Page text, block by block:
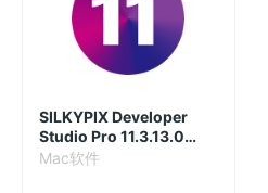
SILKYPIX Developer
Studio Pro 11.3.13.0
Mac破解版
Mac软件